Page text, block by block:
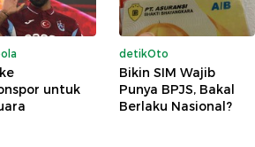
untuk
detikOto
Bikin SIM Wajib
Punya BPJS, Bakal
Berlaku Nasional?